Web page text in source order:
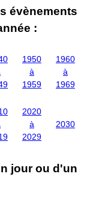
évènements
:
1950
à
1959
1960
à
1969
2020
à
2029
2030
jour ou d'un